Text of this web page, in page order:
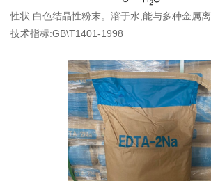
性状:白色结晶性粉末。溶于水,能与多种金属离
技术指标:GB\T1401-1998